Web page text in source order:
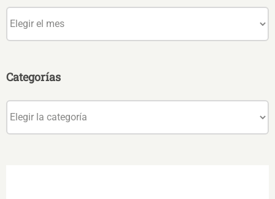
Categorías